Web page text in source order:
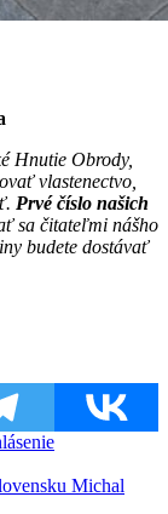
Hnutie Obrody,
vlastenectvo,
Prvé číslo našich
sa čitateľmi nášho
budete dostávať
Michal